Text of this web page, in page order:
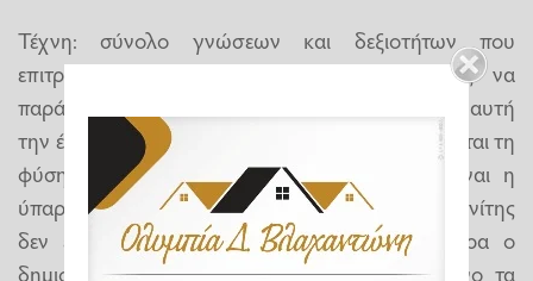
Τέχνη: σύνολο γνώσεων και δεξιοτήτων που
επιτρέπουν στον συγκεκριμένο κάτοχό τους να
παράγει μορφές, τεχνικά δημιουργήματα. Υπό αυτή
την έννοια, δηλώνει ο Αριστοτέλης, η τέχνη μιμείται τη
φύση. Κοινός παράγοντας που τις συνδέει είναι η
ύπαρξη κάποιας δημιουργικής λογικής. Έτσι, τεχνίτης
δεν είναι μόνο ο καλλιτέχνης αλλά γενικότερα ο
δημιουργός, και προϊόντα της τέχνης όχι μόνο τα